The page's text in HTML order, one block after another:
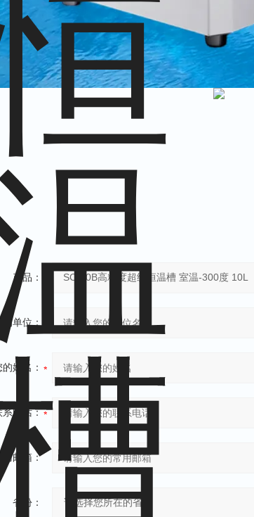
产品：
的单位：
的姓名：
系电话：
用邮箱：
省份：